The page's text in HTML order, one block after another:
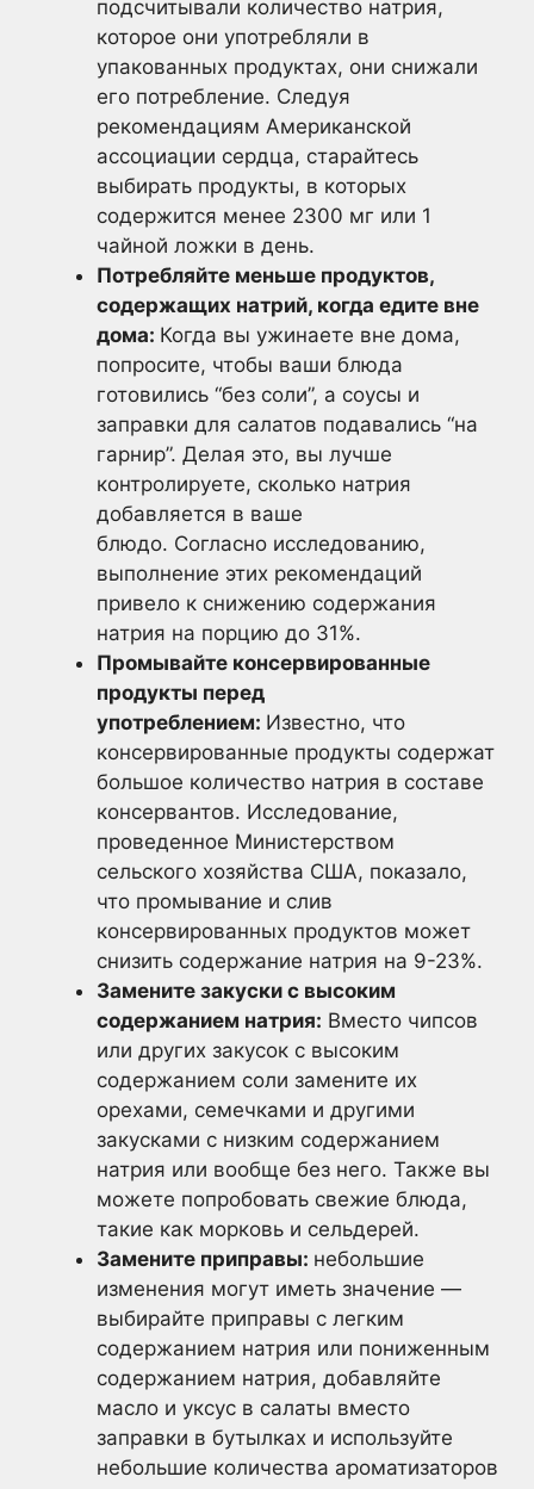
подсчитывали количество натрия,
которое они употребляли в
упакованных продуктах, они снижали
его потребление. Следуя
рекомендациям Американской
ассоциации сердца, старайтесь
выбирать продукты, в которых
содержится менее 2300 мг или 1
чайной ложки в день.
Потребляйте меньше продуктов,
содержащих натрий, когда едите вне
дома: Когда вы ужинаете вне дома,
попросите, чтобы ваши блюда
готовились “без соли”, а соусы и
заправки для салатов подавались “на
гарнир”. Делая это, вы лучше
контролируете, сколько натрия
добавляется в ваше
блюдо. Согласно исследованию,
выполнение этих рекомендаций
привело к снижению содержания
натрия на порцию до 31%.
Промывайте консервированные
продукты перед
употреблением: Известно, что
консервированные продукты содержат
большое количество натрия в составе
консервантов. Исследование,
проведенное Министерством
сельского хозяйства США, показало,
что промывание и слив
консервированных продуктов может
снизить содержание натрия на 9-23%.
Замените закуски с высоким
содержанием натрия: Вместо чипсов
или других закусок с высоким
содержанием соли замените их
орехами, семечками и другими
закусками с низким содержанием
натрия или вообще без него. Также вы
можете попробовать свежие блюда,
такие как морковь и сельдерей.
Замените приправы: небольшие
изменения могут иметь значение —
выбирайте приправы с легким
содержанием натрия или пониженным
содержанием натрия, добавляйте
масло и уксус в салаты вместо
заправки в бутылках и используйте
небольшие количества ароматизаторов